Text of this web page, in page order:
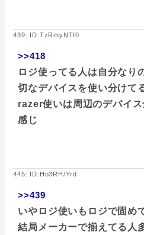
439: ID:TzRmyNTf0
>>418
ロジ使ってる人は自分なり
切なデバイスを使い分けて
razer使いは周辺のデバイ
感じ
445: ID:Ho3RH/Yrd
>>439
いやロジ使いもロジで固め
結局メーカーで揃えてる人